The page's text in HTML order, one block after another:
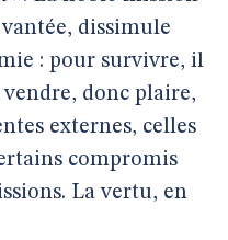
dissimule
: pour survivre, il
donc plaire,
externes, celles
compromis
La vertu, en